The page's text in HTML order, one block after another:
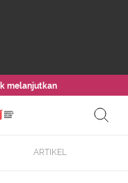
melanjutkan
ARTIKEL